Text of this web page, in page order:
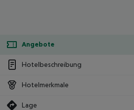
Angebote
Hotelbeschreibung
Hotelmerkmale
Lage